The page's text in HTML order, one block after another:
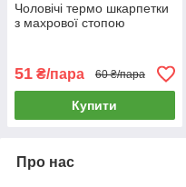
Чоловічі термо шкарпетки
з махрової стопою
51 ₴/пара 60 ₴/пара
Купити
Про нас